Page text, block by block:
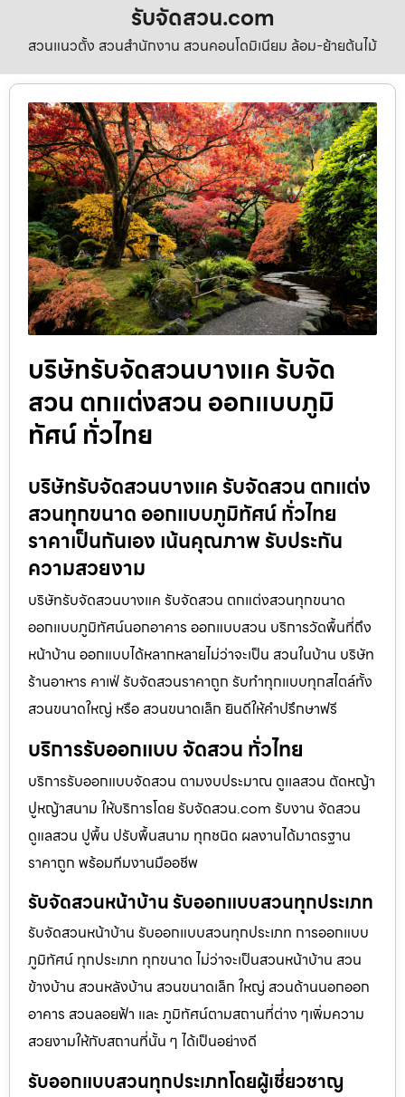
รับจัดสวน.com
สวนแนวตั้ง สวนสำนักงาน สวนคอนโดมิเนียม ล้อม-ย้ายต้นไม้
บริษัทรับจัดสวนบางแค รับจัด
สวน ตกแต่งสวน ออกแบบภูมิ
ทัศน์ ทั่วไทย
บริษัทรับจัดสวนบางแค รับจัดสวน ตกแต่ง
สวนทุกขนาด ออกแบบภูมิทัศน์ ทั่วไทย
ราคาเป็นกันเอง เน้นคุณภาพ รับประกัน
ความสวยงาม
บริษัทรับจัดสวนบางแค รับจัดสวน ตกแต่งสวนทุกขนาด
ออกแบบภูมิทัศน์นอกอาคาร ออกแบบสวน บริการวัดพื้นที่ถึง
หน้าบ้าน ออกแบบได้หลากหลายไม่ว่าจะเป็น สวนในบ้าน บริษัท
ร้านอาหาร คาเฟ่ รับจัดสวนราคาถูก รับทำทุกแบบทุกสไตล์ทั้ง
สวนขนาดใหญ่ หรือ สวนขนาดเล็ก ยินดีให้คำปรึกษาฟรี
บริการรับออกแบบ จัดสวน ทั่วไทย
บริการรับออกแบบจัดสวน ตามงบประมาณ ดูเเลสวน ตัดหญ้า
ปูหญ้าสนาม ให้บริการโดย รับจัดสวน.com รับงาน จัดสวน
ดูแลสวน ปูพื้น ปรับพื้นสนาม ทุกชนิด ผลงานได้มาตรฐาน
ราคาถูก พร้อมทีมงานมืออชีพ
รับจัดสวนหน้าบ้าน รับออกแบบสวนทุกประเภท
รับจัดสวนหน้าบ้าน รับออกแบบสวนทุกประเภท การออกแบบ
ภูมิทัศน์ ทุกประเภท ทุกขนาด ไม่ว่าจะเป็นสวนหน้าบ้าน สวน
ข้างบ้าน สวนหลังบ้าน สวนขนาดเล็ก ใหญ่ สวนด้านนอกออก
อาคาร สวนลอยฟ้า และ ภูมิทัศน์ตามสถานที่ต่าง ๆเพิ่มความ
สวยงามให้กับสถานที่นั้น ๆ ได้เป็นอย่างดี
รับออกแบบสวนทุกประเภทโดยผู้เชี่ยวชาญ